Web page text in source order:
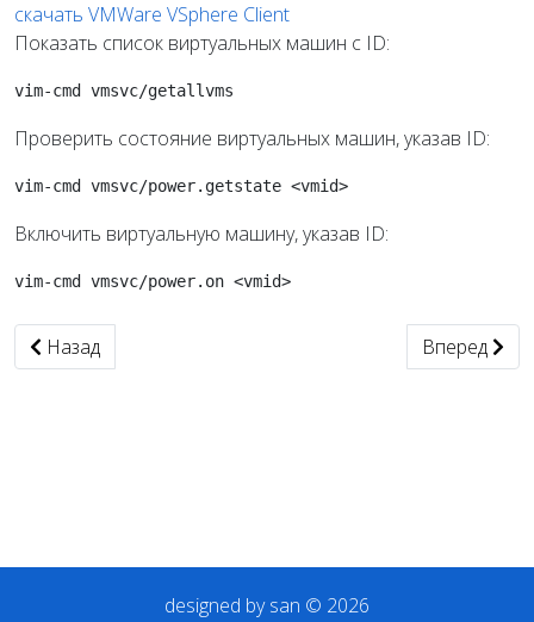
скачать VMWare VSphere Client
Показать список виртуальных машин с ID:
vim-cmd vmsvc/getallvms
Проверить состояние виртуальных машин, указав ID:
vim-cmd vmsvc/power.getstate <vmid>
Включить виртуальную машину, указав ID:
vim-cmd vmsvc/power.on <vmid>
Предыдущий: создаем tftp сервер для установки ESXi
Назад Следующий:
Вперед
designed by san © 2026